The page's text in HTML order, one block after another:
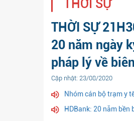
THỜI SỰ
THỜI SỰ
20 năm ngày
pháp lý về
Cập nhật: 23/08/2020
Nhóm cán bộ trạm y
HDBank: 20 năm bền